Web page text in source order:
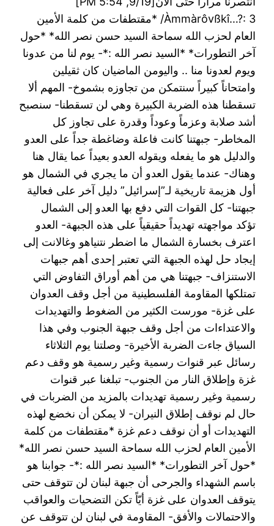
Àmmàrôvßkî…?: 3/ *مقتطفات من كلمة الأمين
العام لحزب الله سماحة السيد حسن نصر الله* *حول
آخر التطورات* *السيد نصر الله :*- يوم لنا من عدونا
ويوم لعدونا منا .. واليومن الماضيان كان ثقيلين
وامتحاناً كبيراً سنتمكن من تجاوزه بشموخ- المهم ألا
تسقطنا هذه الضربة الكبيرة وهي لن تسقطنا- سنصبح
أشد صلابة وعزماً وعوداً وقدرة على تجاوز كل
المخاطر- جبهتنا كانت فاعلة وضاغطة جداً على العدو
والدليل هو ما يفعله ويقوله العدو بعيداً عما يقال هنا
وهناك- عندما يقول العدو أن ما يجري في الشمال هو
أول هزيمة تاريخية لـ”إسرائيل” دليل آخر على فعالية
جبهتنا- كل القوات التي دفع بها العدو إلى الشمال
تؤكد مواجهته تهديداً حقيقياً على هذه الجبهة- العدو
اعترف بخسارة الشمال ما اضطر نتنياهو وغالانت إلى
إيجاد حل لهذه الجبهة التي تعتبر إحدى أهم جبهات
الاستنزاف- جبهتنا هي من أهم أوراق التفاوض التي
تمتلكها المقاومة الفلسطينية من أجل وقف العدوان
على غزة- مورست الكثير من الضغوط والتهديدات
والاعتداءات من أجل وقف جبهة الجنوب وفي هذا
السياق جاءت الضربة الأخيرة- وصلتنا يوم الثلاثاء
رسائل عبر قنوات رسمية وغير رسمية هو وقف دعم
غزة وإطلاق النار من الجنوب- تبلغنا عبر قنوات
رسمية وغير رسمية تهديدات بالمزيد من الضربات في
حال لم نوقف إطلاق النيران- لا يمكن أن نخضع لهذه
التهديدات أو أن نوقف دعم غزة *مقتطفات من كلمة
الأمين العام لحزب الله سماحة السيد حسن نصر الله*
*حول آخر التطورات* *السيد نصر الله :*- جوابنا هو
باسم الشهداء والجرحى أن جبهة لبنان لن تتوقف حتى
يتوقف العدوان على غزة أيّاً تكن التضحيات والعواقب
والاحتمالات والأفق- المقاومة في لبنان لن تتوقف عن